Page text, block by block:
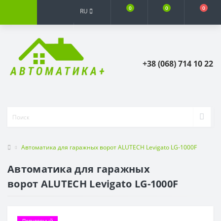
RU 0 0 0
+38 (068) 714 10 22
Автоматика для гаражных ворот ALUTECH Levigato LG-1000F
Автоматика для гаражных
ворот ALUTECH Levigato LG-1000F